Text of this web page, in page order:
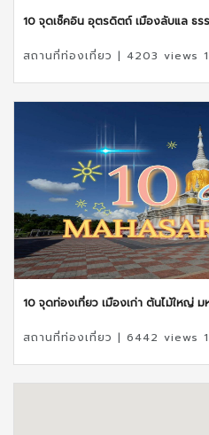
10 จุดเช็คอิน อุตรดิตถ์ เมืองลับแล ธ
สถานที่ท่องเที่ยว | 4203 views
10 จุดท่องเที่ยว เมืองเก่า ต้นไม้ใหญ่ ม
สถานที่ท่องเที่ยว | 6442 views